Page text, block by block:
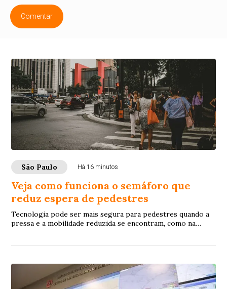
Comentar
São Paulo Há 16 minutos
Veja como funciona o semáforo que
reduz espera de pedestres
Tecnologia pode ser mais segura para pedestres quando a
pressa e a mobilidade reduzida se encontram, como na